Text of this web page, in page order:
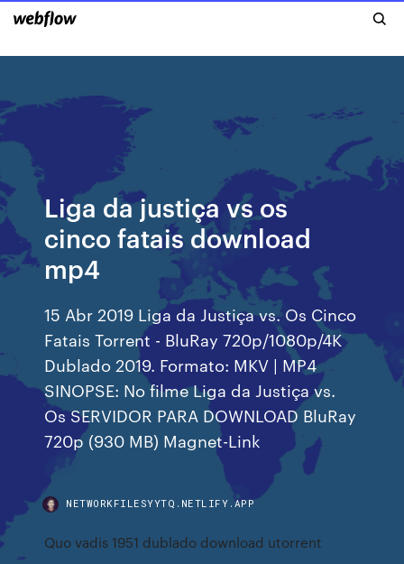
Liga da justiça vs os
cinco fatais download
mp4
15 Abr 2019 Liga da Justiça vs. Os Cinco
Fatais Torrent - BluRay 720p/1080p/4K
Dublado 2019. Formato: MKV | MP4
SINOPSE: No filme Liga da Justiça vs.
Os SERVIDOR PARA DOWNLOAD BluRay
720p (930 MB) Magnet-Link
NETWORKFILESYYTQ.NETLIFY.APP
Quo vadis 1951 dublado download utorrent